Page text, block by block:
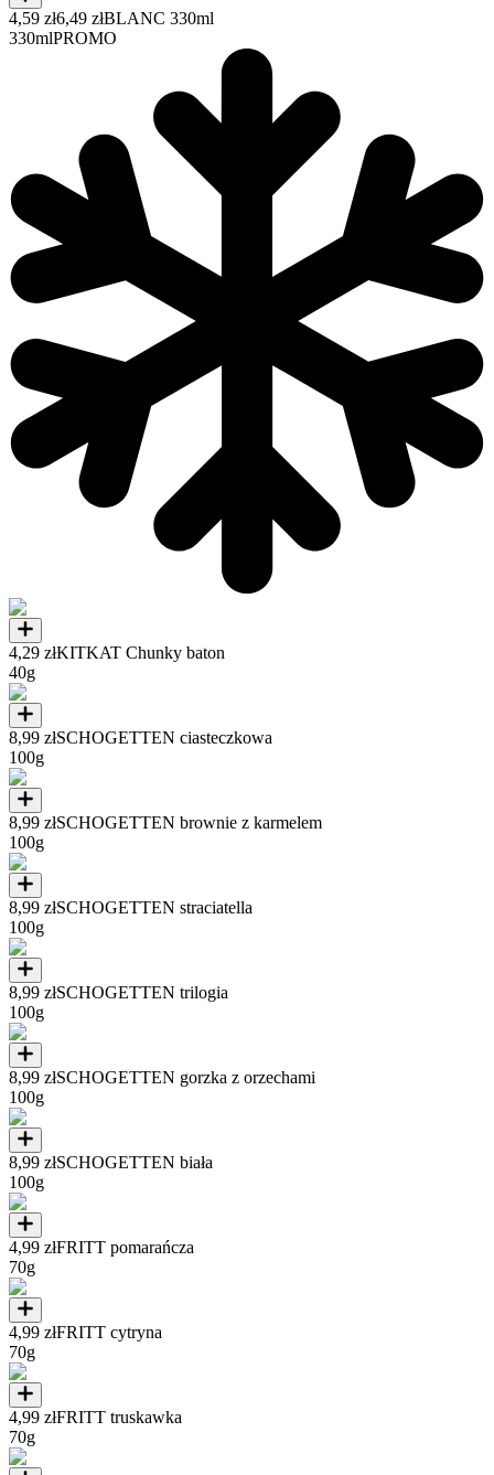
4,59 zł6,49 złBLANC 330ml
330mlPROMO
4,29 złKITKAT Chunky baton
40g
8,99 złSCHOGETTEN ciasteczkowa
100g
8,99 złSCHOGETTEN brownie z karmelem
100g
8,99 złSCHOGETTEN straciatella
100g
8,99 złSCHOGETTEN trilogia
100g
8,99 złSCHOGETTEN gorzka z orzechami
100g
8,99 złSCHOGETTEN biała
100g
4,99 złFRITT pomarańcza
70g
4,99 złFRITT cytryna
70g
4,99 złFRITT truskawka
70g